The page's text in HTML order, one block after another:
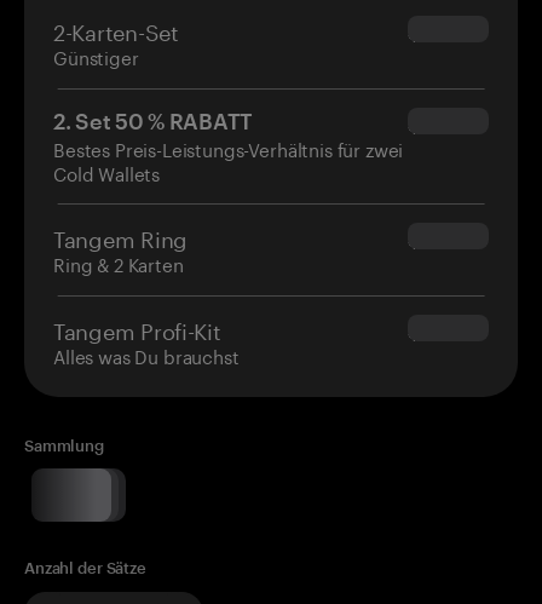
2-Karten-Set
Günstiger
$54.90
2. Set 50 % RABATT
Bestes Preis-Leistungs-Verhältnis für zwei
Cold Wallets
$34.95
Tangem Ring
Ring & 2 Karten
$160.00
Tangem Profi-Kit
Alles was Du brauchst
$180.00
Sammlung
Anzahl der Sätze